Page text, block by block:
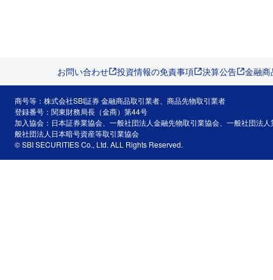
お問い合わせ 投資情報の免責事項 決算公告 金融
商号等：株式会社SBI証券 金融商品取引業者、商品先物取引業者
登録番号：関東財務局長（金商）第44号
加入協会：日本証券業協会、一般社団法人金融先物取引業協会、一般社団法
般社団法人日本暗号資産等取引業協会
© SBI SECURITIES Co., Ltd. ALL Rights Reserved.